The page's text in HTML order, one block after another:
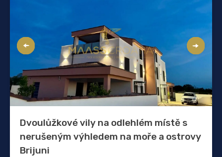
Dvoulůžkové vily na odlehlém místě s
nerušeným výhledem na moře a ostrovy
Brijuni